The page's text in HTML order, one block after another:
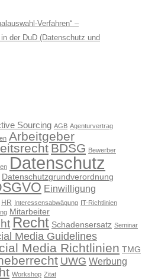
Verfahren“ –
der DuD (Datenschutz und
Sourcing AGB Agenturvertrag
Arbeitgeber
BDSG Bewerber
Datenschutz
Datenschutzgrundverordnung
Einwilligung
HR Interessensabwägung IT-Richtlinien
Mitarbeiter
Recht Schadensersatz Seminar
Media Guidelines
Media Richtlinien TMG
UWG Werbung
Workshop Zitat